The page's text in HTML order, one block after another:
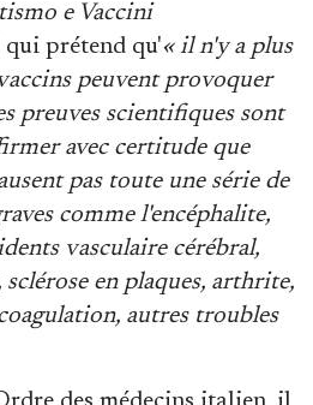
e Vaccini
prétend qu'« il n'y a plus
peuvent provoquer
preuves scientifiques sont
avec certitude que
pas toute une série de
comme l'encéphalite,
vasculaire cérébral,
en plaques, arthrite,
autres troubles